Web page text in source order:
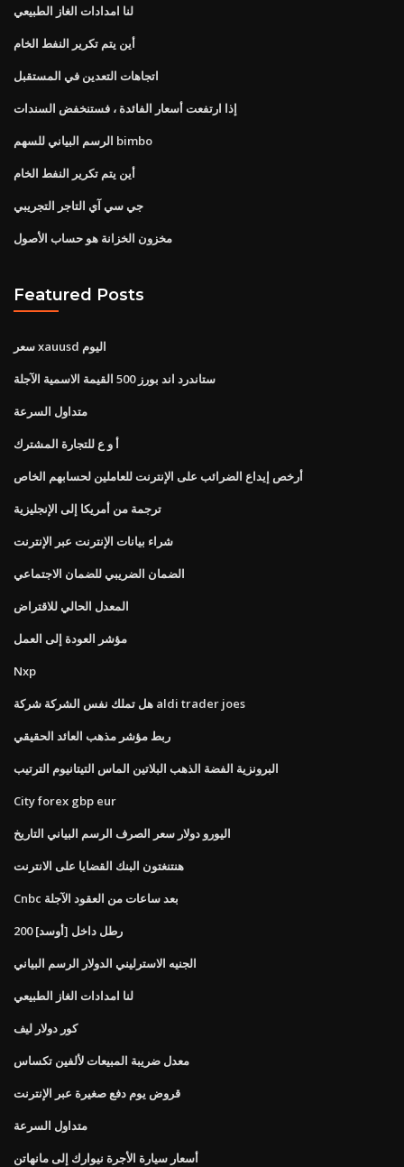
لنا امدادات الغاز الطبيعي
أين يتم تكرير النفط الخام
اتجاهات التعدين في المستقبل
إذا ارتفعت أسعار الفائدة ، فستنخفض السندات
الرسم البياني للسهم bimbo
أين يتم تكرير النفط الخام
جي سي آي التاجر التجريبي
مخزون الخزانة هو حساب الأصول
Featured Posts
سعر xauusd اليوم
ستاندرد اند بورز 500 القيمة الاسمية الآجلة
متداول السرعة
أ و ع للتجارة المشترك
أرخص إيداع الضرائب على الإنترنت للعاملين لحسابهم الخاص
ترجمة من أمريكا إلى الإنجليزية
شراء بيانات الإنترنت عبر الإنترنت
اﻟﻀﻤﺎن اﻟﻀﺮﻳﺒﻲ ﻟﻠﻀﻤﺎن اﻻﺟﺘﻤﺎﻋﻲ
المعدل الحالي للاقتراض
مؤشر العودة إلى العمل
Nxp
هل تملك نفس الشركة شركة aldi trader joes
ربط مؤشر مذهب العائد الحقيقي
البرونزية الفضة الذهب البلاتين الماس التيتانيوم الترتيب
City ​​forex gbp eur
اليورو دولار سعر الصرف الرسم البياني التاريخ
هنتنغتون البنك القضايا على الانترنت
Cnbc بعد ساعات من العقود الآجلة
200 رطل داخل [أوسد]
الجنيه الاسترليني الدولار الرسم البياني
لنا امدادات الغاز الطبيعي
كور دولار ليف
معدل ضريبة المبيعات لألفين تكساس
قروض يوم دفع صغيرة عبر الإنترنت
متداول السرعة
أسعار سيارة الأجرة نيوارك إلى مانهاتن